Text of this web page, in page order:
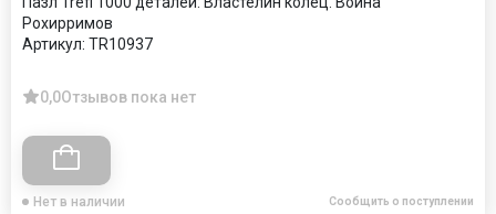
Рохирримов
Артикул: TR10937
0,0Отзывов пока нет
Нет в наличии Сообщить о поступлении